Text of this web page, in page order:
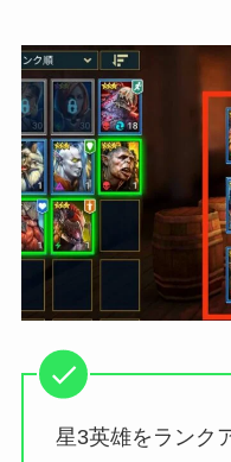
星3英雄をランク